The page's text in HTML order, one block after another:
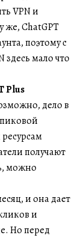
VPN и
же, ChatGPT
поэтому с
мало что
Plus
дело в
получают
можно
и она дает
и
Но перед